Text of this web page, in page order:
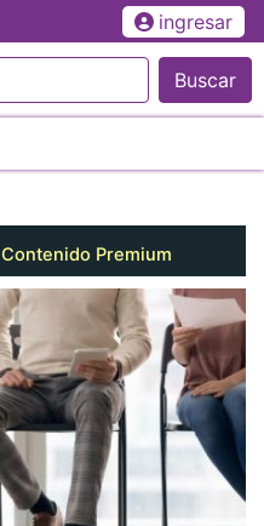
ingresar
Buscar
Contenido Premium